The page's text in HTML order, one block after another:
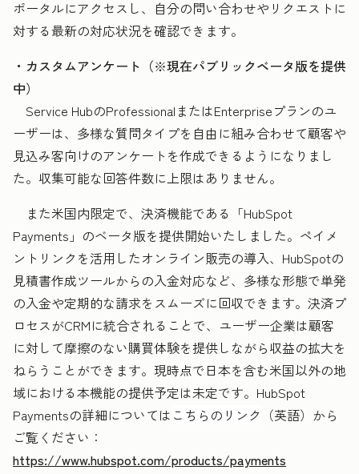
ポータルにアクセスし、自分の問い合わせやリクエストに
対する最新の対応状況を確認できます。
・カスタムアンケート（※現在パブリックベータ版を提供
中）
Service HubのProfessionalまたはEnterpriseプランのユ
ーザーは、多様な質問タイプを自由に組み合わせて顧客や
見込み客向けのアンケートを作成できるようになりまし
た。収集可能な回答件数に上限はありません。
また米国内限定で、決済機能である「HubSpot
Payments」のベータ版を提供開始いたしました。ペイメ
ントリンクを活用したオンライン販売の導入、HubSpotの
見積書作成ツールからの入金対応など、多様な形態で単発
の入金や定期的な請求をスムーズに回収できます。決済プ
ロセスがCRMに統合されることで、ユーザー企業は顧客
に対して摩擦のない購買体験を提供しながら収益の拡大を
ねらうことができます。現時点で日本を含む米国以外の地
域における本機能の提供予定は未定です。HubSpot
Paymentsの詳細については こちらのリンク （英語）から
ご覧ください：
https://www.hubspot.com/products/payments